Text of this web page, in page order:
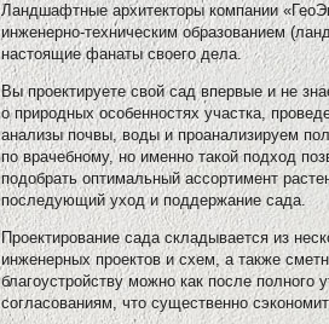
Ландшафтные архитекторы компании
инженерно-техническим образованием
настоящие фанаты своего дела.
Вы проектируете свой сад впервые и не
о природных особенностях участка,
анализы почвы, воды и проанализируем
по врачебному, но именно такой подход
подобрать оптимальный ассортимент
последующий уход и поддержание сада.
Проектирование сада складывается из
инженерных проектов и схем, а также
благоустройству можно как после полного
согласованиям, что существенно